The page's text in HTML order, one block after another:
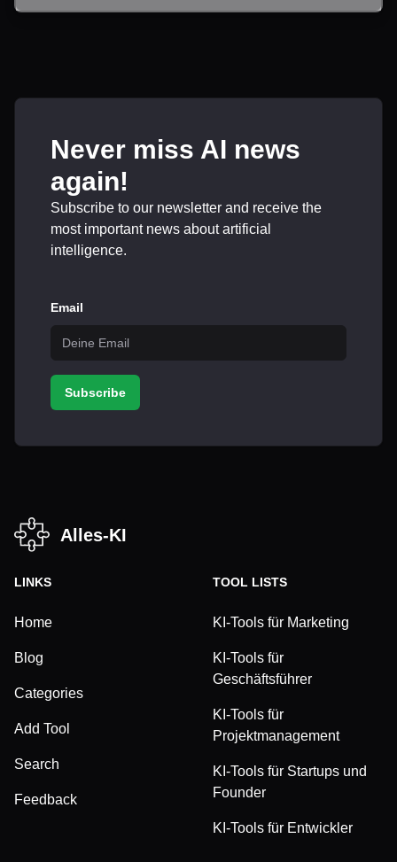
Never miss AI news
again!
Subscribe to our newsletter and receive the
most important news about artificial
intelligence.
Email
Subscribe
Alles-KI
LINKS
Home
Blog
Categories
Add Tool
Search
Feedback
TOOL LISTS
KI-Tools für Marketing
KI-Tools für
Geschäftsführer
KI-Tools für
Projektmanagement
KI-Tools für Startups und
Founder
KI-Tools für Entwickler